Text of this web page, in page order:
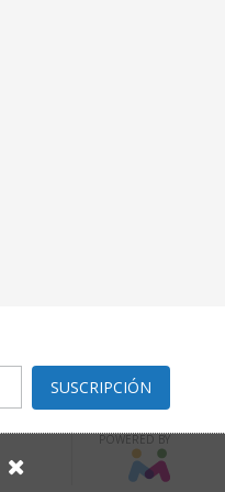
SUSCRIPCIÓN
POWERED BY